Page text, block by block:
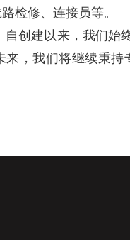
检修、连接员等。
创建以来，我们始
，我们将继续秉